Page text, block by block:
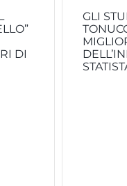
DI
GLI